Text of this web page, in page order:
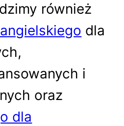
również
dla
i
oraz
dla